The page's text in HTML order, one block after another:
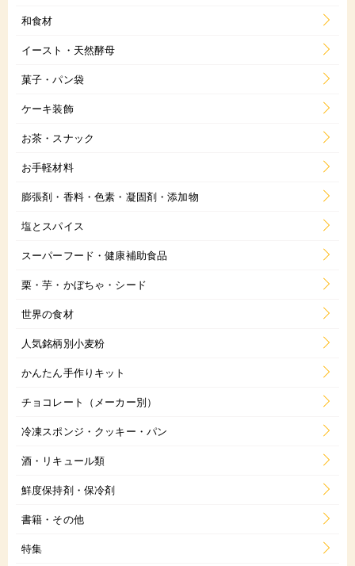
和食材
イースト・天然酵母
菓子・パン袋
ケーキ装飾
お茶・スナック
お手軽材料
膨張剤・香料・色素・凝固剤・添加物
塩とスパイス
スーパーフード・健康補助食品
栗・芋・かぼちゃ・シード
世界の食材
人気銘柄別小麦粉
かんたん手作りキット
チョコレート（メーカー別）
冷凍スポンジ・クッキー・パン
酒・リキュール類
鮮度保持剤・保冷剤
書籍・その他
特集